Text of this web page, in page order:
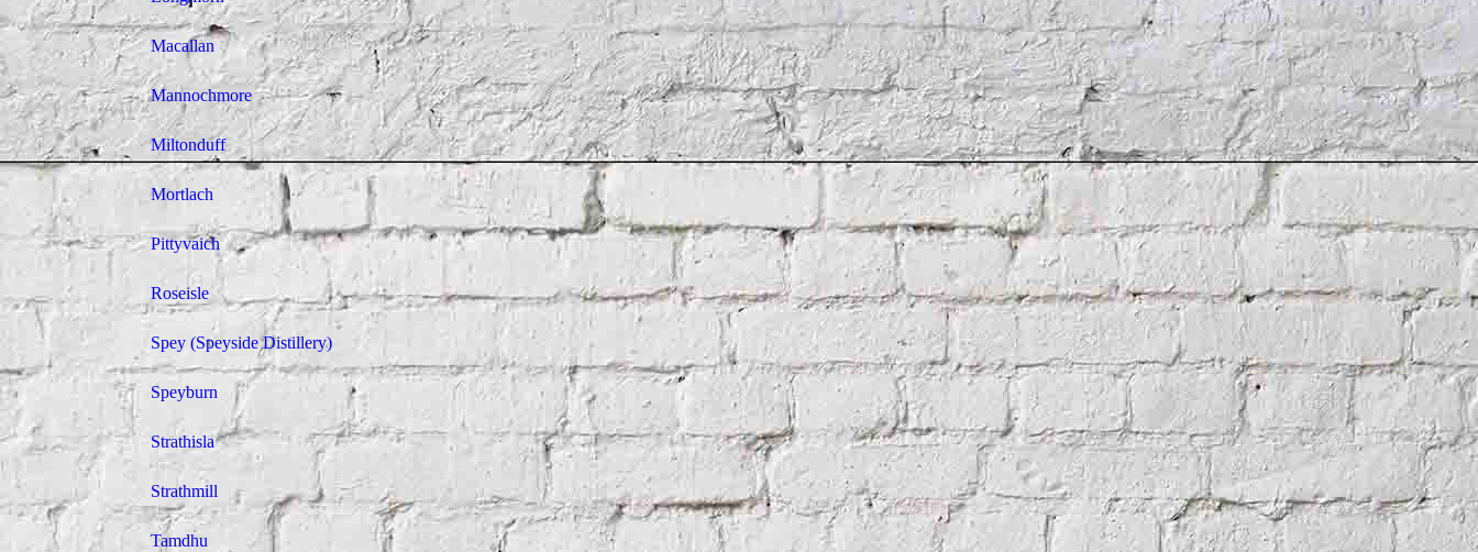
Macallan
Mannochmore
Miltonduff
Mortlach
Pittyvaich
Roseisle
Spey (Speyside Distillery)
Speyburn
Strathisla
Strathmill
Tamdhu